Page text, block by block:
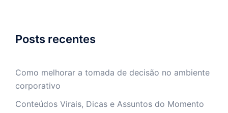
Posts recentes
Como melhorar a tomada de decisão no ambiente
corporativo
Conteúdos Virais, Dicas e Assuntos do Momento